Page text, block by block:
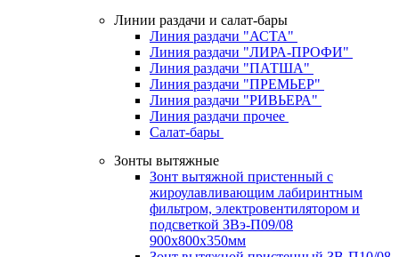
Линии раздачи и салат-бары
Линия раздачи "АСТА"
Линия раздачи "ЛИРА-ПРОФИ"
Линия раздачи "ПАТША"
Линия раздачи "ПРЕМЬЕР"
Линия раздачи "РИВЬЕРА"
Линия раздачи прочее
Салат-бары
Зонты вытяжные
Зонт вытяжной пристенный с
жироулавливающим лабиринтным
фильтром, электровентилятором и
подсветкой ЗВэ-П09/08
900х800х350мм